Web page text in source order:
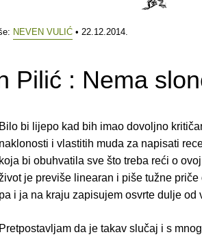
NEVEN VULIĆ • 22.12.2014.
Pilić : Nema
Bilo bi lijepo kad bih imao dovoljno
naklonosti i vlastitih muda za napisati
koja bi obuhvatila sve što treba reći o
je previše linearan i piše tužne
pa i ja na kraju zapisujem osvrte dulje od
Pretpostavljam da je takav slučaj i s